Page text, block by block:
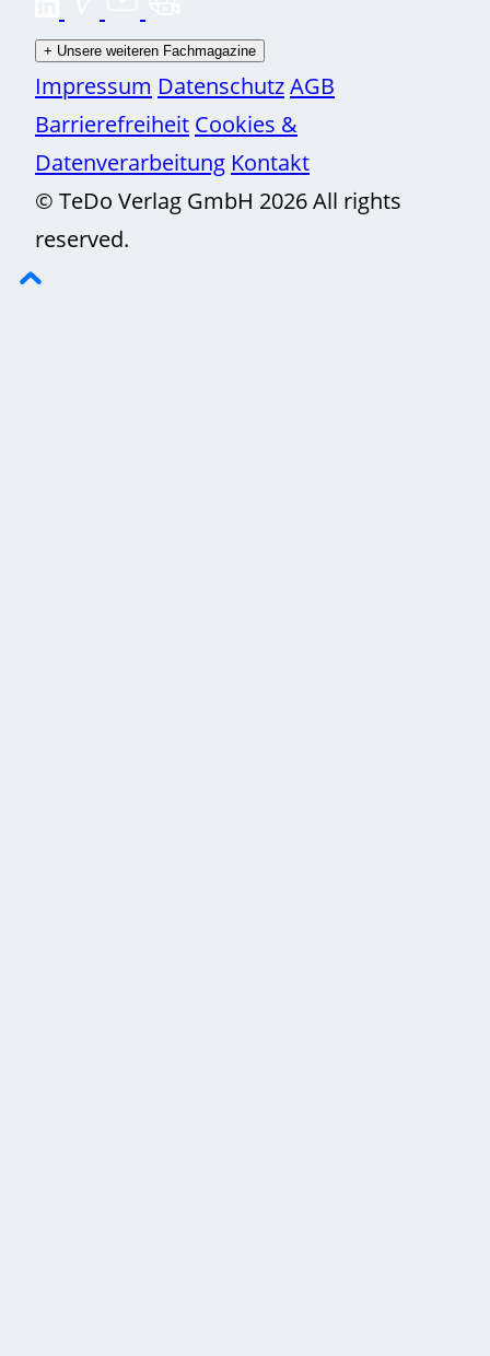
+ Unsere weiteren Fachmagazine
Impressum DatenschutzAGB
Barrierefreiheit Cookies &
Datenverarbeitung Kontakt
© TeDo Verlag GmbH 2026 All rights
reserved.